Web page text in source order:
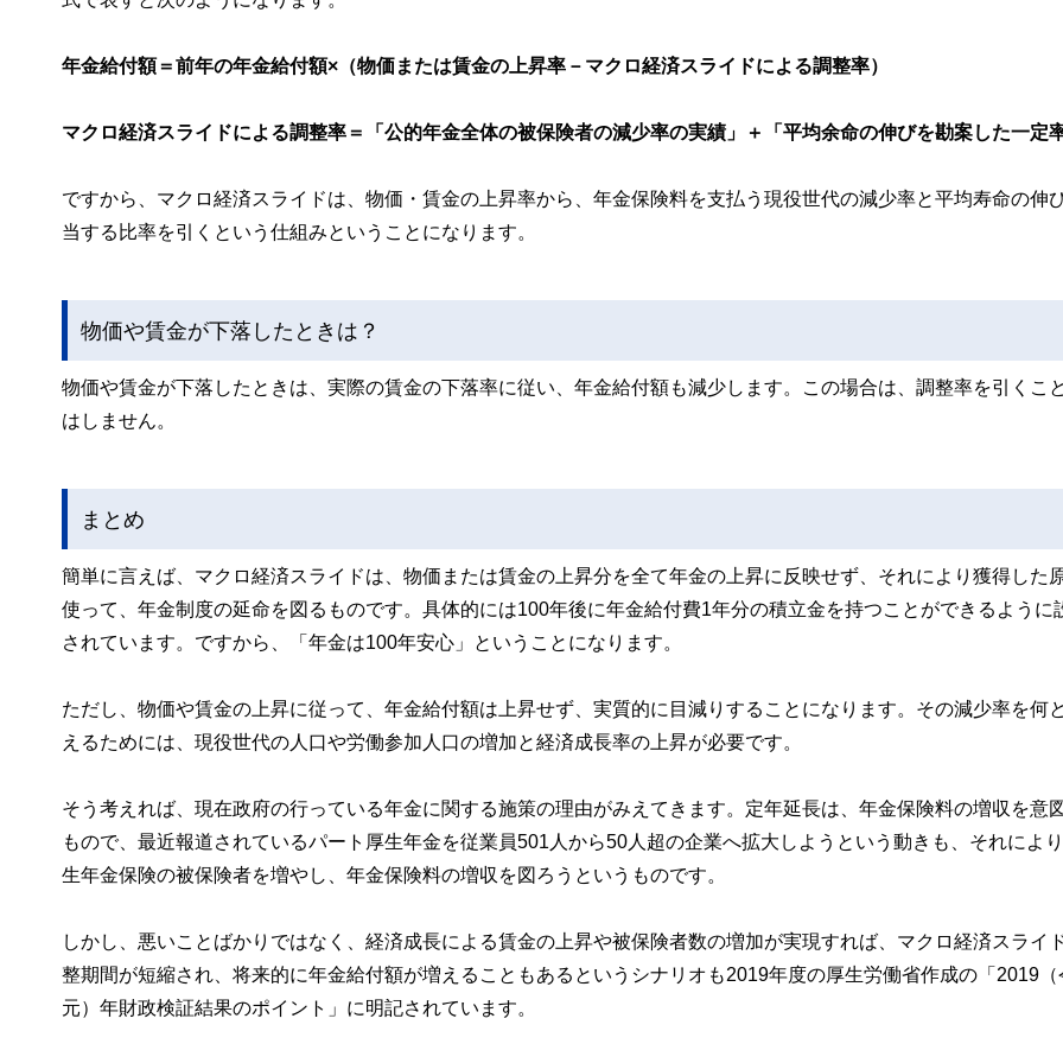
年金給付額＝前年の年金給付額×（物価または賃金の上昇率－マクロ経済スライドによる調整率）
マクロ経済スライドによる調整率＝「公的年金全体の被保険者の減少率の実績」＋「平均余命の伸びを勘案した一定率
ですから、マクロ経済スライドは、物価・賃金の上昇率から、年金保険料を支払う現役世代の減少率と平均寿命の伸
当する比率を引くという仕組みということになります。
物価や賃金が下落したときは？
物価や賃金が下落したときは、実際の賃金の下落率に従い、年金給付額も減少します。この場合は、調整率を引くこ
はしません。
まとめ
簡単に言えば、マクロ経済スライドは、物価または賃金の上昇分を全て年金の上昇に反映せず、それにより獲得した
使って、年金制度の延命を図るものです。具体的には100年後に年金給付費1年分の積立金を持つことができるように
されています。ですから、「年金は100年安心」ということになります。
ただし、物価や賃金の上昇に従って、年金給付額は上昇せず、実質的に目減りすることになります。その減少率を何
えるためには、現役世代の人口や労働参加人口の増加と経済成長率の上昇が必要です。
そう考えれば、現在政府の行っている年金に関する施策の理由がみえてきます。定年延長は、年金保険料の増収を意
もので、最近報道されているパート厚生年金を従業員501人から50人超の企業へ拡大しようという動きも、それによ
生年金保険の被保険者を増やし、年金保険料の増収を図ろうというものです。
しかし、悪いことばかりではなく、経済成長による賃金の上昇や被保険者数の増加が実現すれば、マクロ経済スライ
整期間が短縮され、将来的に年金給付額が増えることもあるというシナリオも2019年度の厚生労働省作成の「2019（
元）年財政検証結果のポイント」に明記されています。